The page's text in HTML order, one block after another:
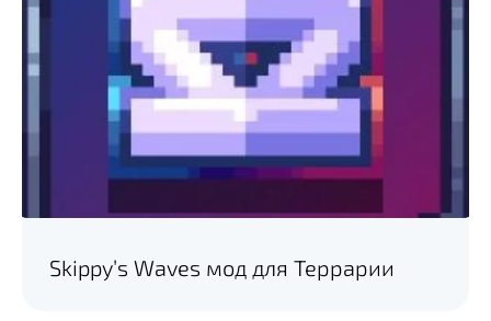
Skippy’s Waves мод для Террарии